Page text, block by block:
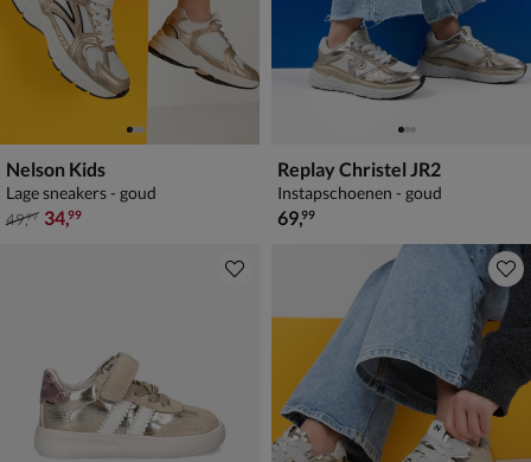
Nelson Kids
Lage sneakers - goud
van € 49,99 voor € 34,99
49,99 34,99
Replay Christel JR2
Instapschoenen - goud
€ 69,99
69,99